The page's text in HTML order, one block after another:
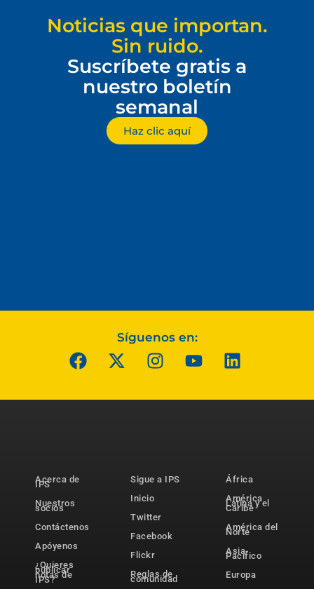
Noticias que importan.
Sin ruido.
Suscríbete gratis a
nuestro boletín
semanal
Haz clic aquí
Síguenos en:
Acerca de
IPS
Nuestros
socios
Contáctenos
Apóyenos
¿Quieres
publicar
notas de
IPS?
Sigue a IPS
Inicio
Twitter
Facebook
Flickr
Reglas de
comunidad
África
América
Latina y el
Caribe
América del
Norte
Asia-
Pacífico
Europa